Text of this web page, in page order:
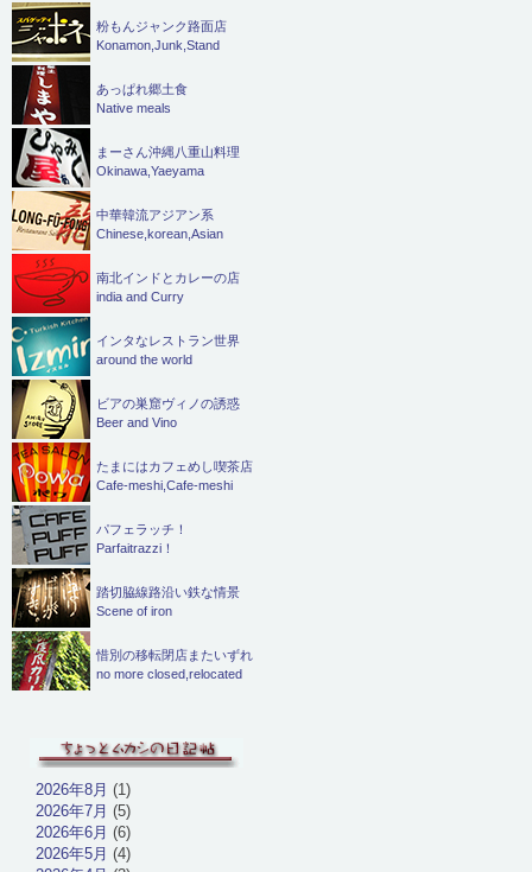
粉もんジャンク路面店
Konamon,Junk,Stand
あっぱれ郷土食
Native meals
まーさん沖縄八重山料理
Okinawa,Yaeyama
中華韓流アジアン系
Chinese,korean,Asian
南北インドとカレーの店
india and Curry
インタなレストラン世界
around the world
ビアの巣窟ヴィノの誘惑
Beer and Vino
たまにはカフェめし喫茶店
Cafe-meshi,Cafe-meshi
パフェラッチ！
Parfaitrazzi！
踏切脇線路沿い鉄な情景
Scene of iron
惜別の移転閉店またいずれ
no more closed,relocated
2026年8月 (1)
2026年7月 (5)
2026年6月 (6)
2026年5月 (4)